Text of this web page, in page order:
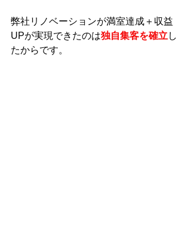
弊社リノベーションが満室達成＋収益
UPが実現できたのは独自集客を確立 し
たからです。